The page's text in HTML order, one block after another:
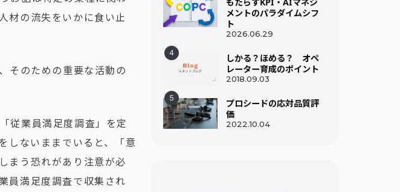
材の流失をいかに食い止
そのための重要な活動の
従業員満足度調査」を定
しないままでいると、「意
まう恐れがあり注意が必
員満足度調査で収集され
2026.06.29
メントのパラダイムシフ
ト
2018.09.03
しかる？ほめる？ オペ
レーター育成のポイント
2022.10.04
プロシードの応対品質評
価